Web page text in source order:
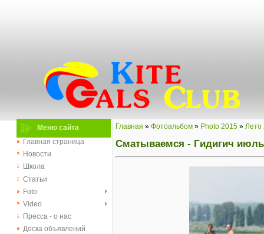
Меню сайта
Главная страница
Новости
Школа
Статьи
Foto
Video
Пресса - о нас
Доска объявлений
Главная » Фотоальбом » Photo 2015 » Лето
Сматываемся - Гидигич